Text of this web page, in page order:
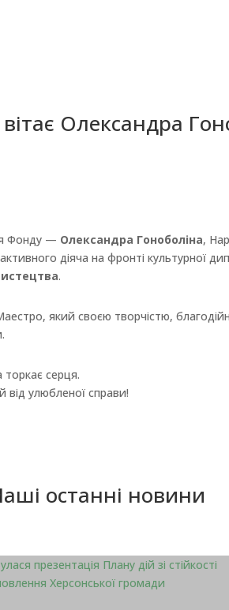
Олександра
Фонду — Олександра Гоноболіна,
діяча на фронті культурної
.
який своєю творчістю,
серця.
улюбленої справи!
останні новини